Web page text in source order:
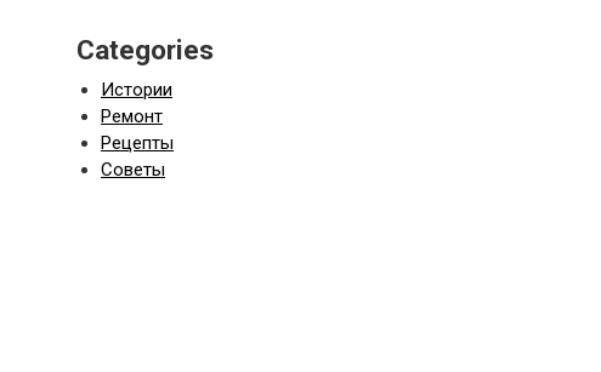
Categories
Истории
Ремонт
Рецепты
Советы